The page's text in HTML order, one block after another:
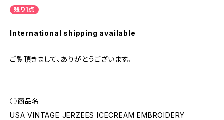
残り1点
International shipping available
ご覧頂きまして、ありがとうございます。
◯商品名
USA VINTAGE JERZEES ICECREAM EMBROIDERY